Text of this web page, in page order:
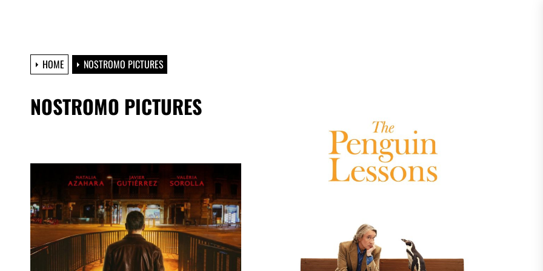
HOME NOSTROMO PICTURES
NOSTROMO PICTURES